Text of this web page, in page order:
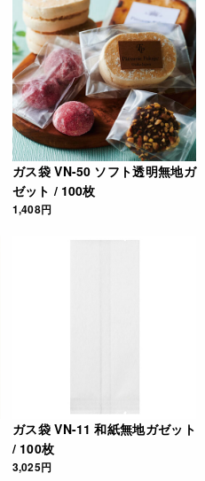
ガス袋 VN-50 ソフト透明無地ガ
ゼット / 100枚
1,408円
ガス袋 VN-11 和紙無地ガゼット
/ 100枚
3,025円